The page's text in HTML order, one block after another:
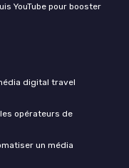
YouTube pour booster
digital travel
opérateurs de
un média